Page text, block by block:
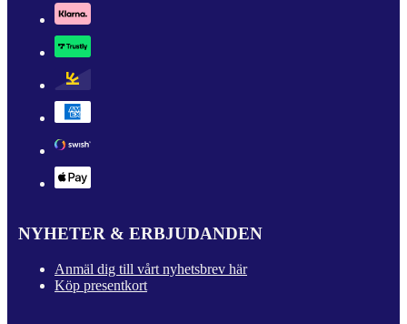
NYHETER & ERBJUDANDEN
Anmäl dig till vårt nyhetsbrev här
Köp presentkort